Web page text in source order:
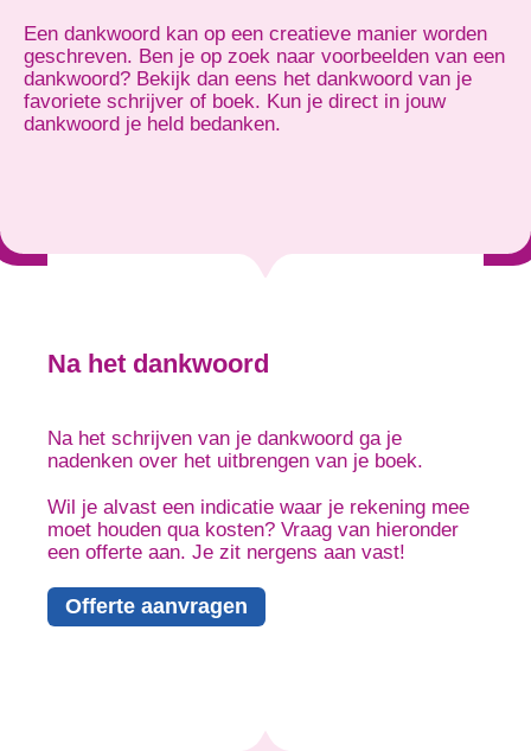
Een dankwoord kan op een creatieve manier worden
geschreven. Ben je op zoek naar voorbeelden van een
dankwoord? Bekijk dan eens het dankwoord van je
favoriete schrijver of boek. Kun je direct in jouw
dankwoord je held bedanken.
Na het dankwoord
Na het schrijven van je dankwoord ga je
nadenken over het uitbrengen van je boek.
Wil je alvast een indicatie waar je rekening mee
moet houden qua kosten? Vraag van hieronder
een offerte aan. Je zit nergens aan vast!
Offerte aanvragen